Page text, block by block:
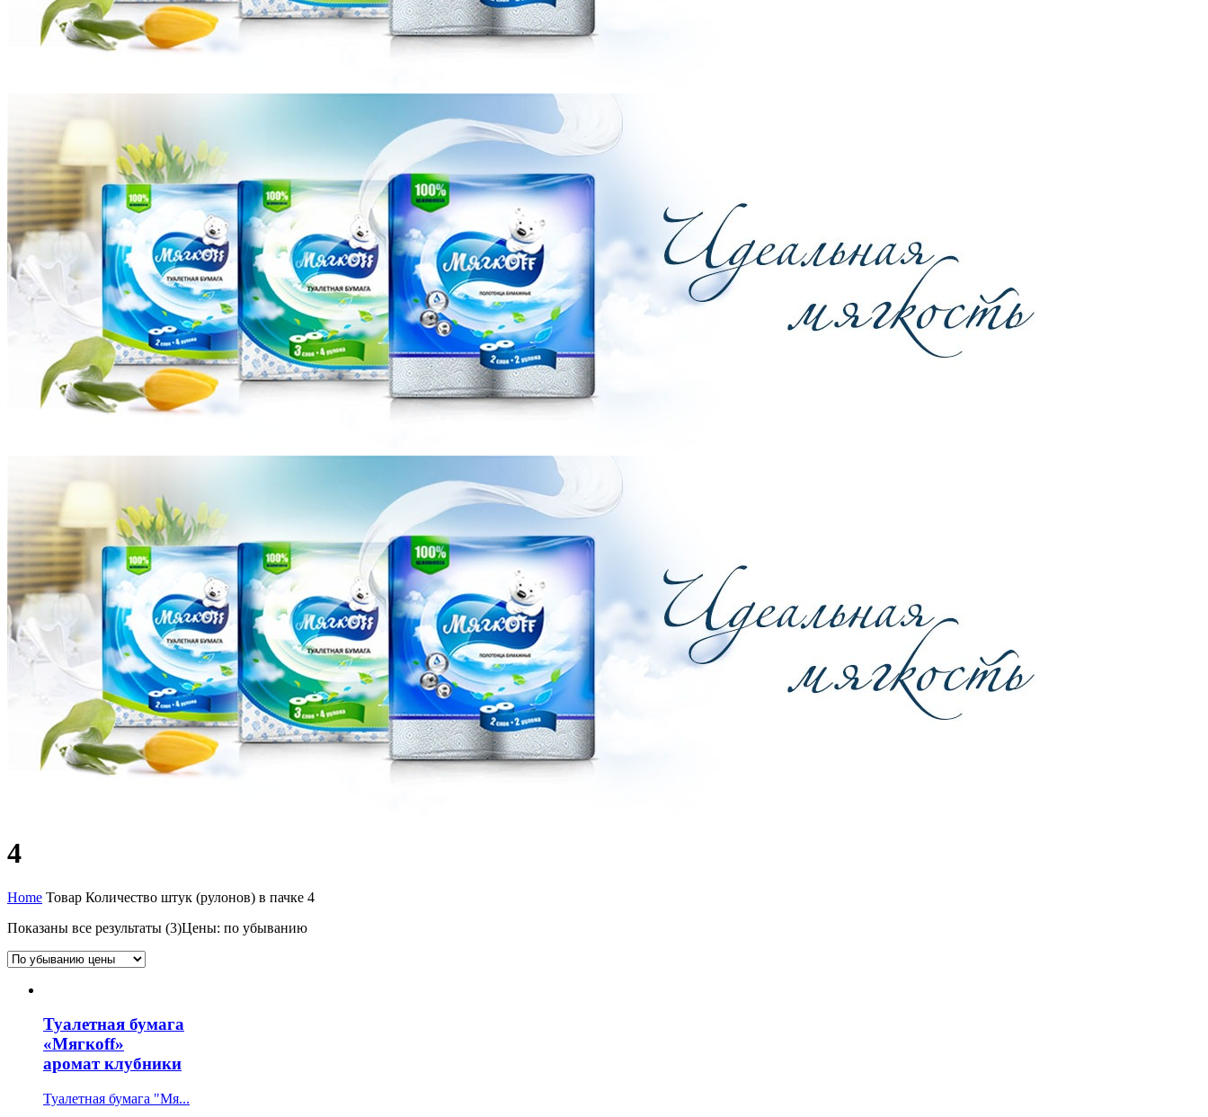
4
Home Товар Количество штук (рулонов) в пачке 4
Показаны все результаты (3)Цены: по убыванию
Туалетная бумага
«Мягкоff»
аромат клубники
Туалетная бумага "Мя...